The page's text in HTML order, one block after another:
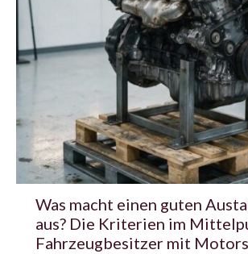
Was macht einen guten
aus? Die Kriterien im
Fahrzeugbesitzer mit